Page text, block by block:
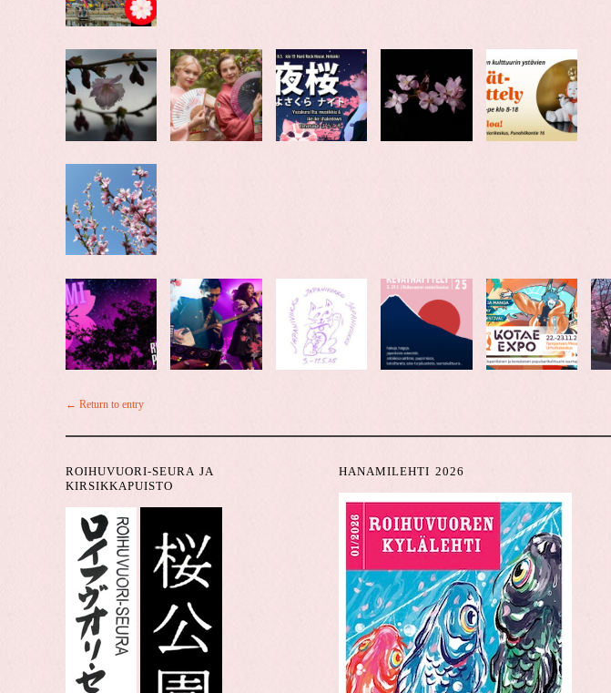
← Return to entry
ROIHUVUORI-SEURA JA
KIRSIKKAPUISTO
HANAMILEHTI 2026